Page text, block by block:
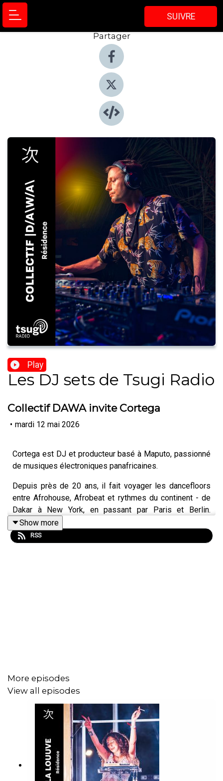
SUIVRE
Partager
Play
Les DJ sets de Tsugi Radio
Collectif DAWA invite Cortega
• mardi 12 mai 2026
Cortega est DJ et producteur basé à Maputo, passionné
de musiques électroniques panafricaines.
Depuis près de 20 ans, il fait voyager les dancefloors
entre Afrohouse, Afrobeat et rythmes du continent - de
Dakar à New York, en passant par Paris et Berlin.
Cofondateur du collectif ElectrAfrique, il défend une
musique pensée pour rassembler. Dans ce set, il explore
les sonorités des espaces lusophones Africains à
Show more
RSS
More episodes
View all episodes